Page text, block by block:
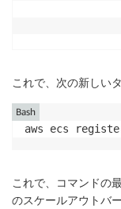
    ],
これで、次の新しい
aws ecs
Bash
これで、コマンドの
のスケールアウトバ